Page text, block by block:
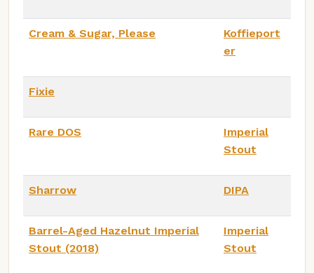
Cream & Sugar, Please
Koffieport
er
Fixie
Rare DOS
Imperial
Stout
Sharrow DIPA
Barrel-Aged Hazelnut Imperial
Stout (2018)
Imperial
Stout